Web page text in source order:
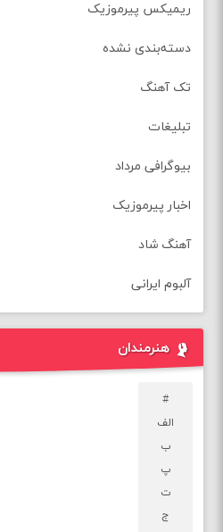
ریمیکس پیرموزیک
دسته‌بندی نشده
تک آهنگ
تبلیغات
بیوگرافی مرداد
اخبار پیرموزیک
آهنگ شاد
آلبوم ایرانی
هنرمندان
#
الف
ب
پ
ت
ج